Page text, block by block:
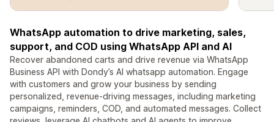
WhatsApp automation to drive marketing, sales,
support, and COD using WhatsApp API and AI
Recover abandoned carts and drive revenue via WhatsApp
Business API with Dondy’s AI whatsapp automation. Engage
with customers and grow your business by sending
personalized, revenue-driving messages, including marketing
campaigns, reminders, COD, and automated messages. Collect